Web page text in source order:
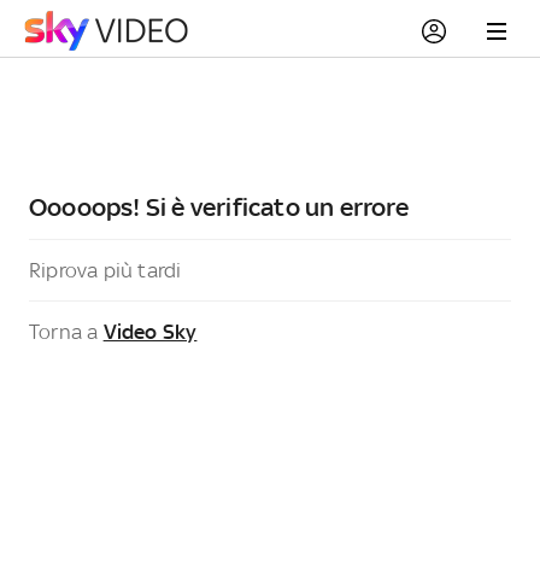
Ooooops! Si è verificato un errore
Riprova più tardi
Torna a Video Sky